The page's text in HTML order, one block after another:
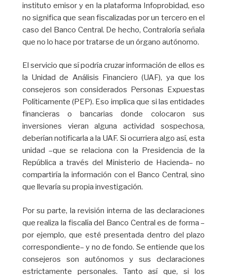
instituto emisor y en la plataforma Infoprobidad, eso
no significa que sean fiscalizadas por un tercero en el
caso del Banco Central. De hecho, Contraloría señala
que no lo hace por tratarse de un órgano autónomo.
El servicio que sí podría cruzar información de ellos es
la Unidad de Análisis Financiero (UAF), ya que los
consejeros son considerados Personas Expuestas
Políticamente (PEP). Eso implica que si las entidades
financieras o bancarias donde colocaron sus
inversiones vieran alguna actividad sospechosa,
deberían notificarla a la UAF. Si ocurriera algo así, esta
unidad –que se relaciona con la Presidencia de la
República a través del Ministerio de Hacienda– no
compartiría la información con el Banco Central, sino
que llevaría su propia investigación.
Por su parte, la revisión interna de las declaraciones
que realiza la fiscalía del Banco Central es de forma –
por ejemplo, que esté presentada dentro del plazo
correspondiente– y no de fondo. Se entiende que los
consejeros son autónomos y sus declaraciones
estrictamente personales. Tanto así que, si los